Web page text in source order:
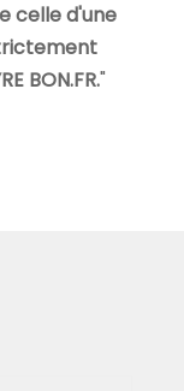
celle d'une
BON.FR."